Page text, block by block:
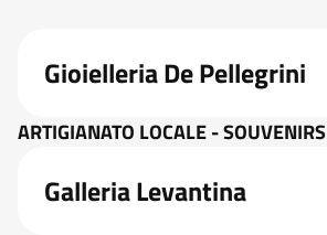
Gioielleria De Pellegrini
ARTIGIANATO LOCALE - SOUVENIRS
Galleria Levantina